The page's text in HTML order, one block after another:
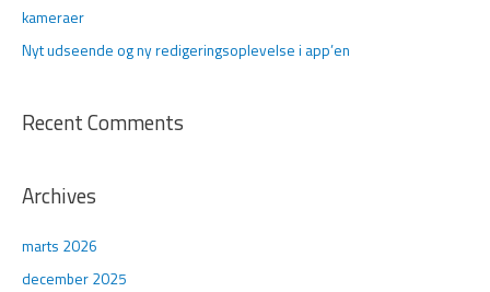
kameraer
Nyt udseende og ny redigeringsoplevelse i app’en
Recent Comments
Archives
marts 2026
december 2025